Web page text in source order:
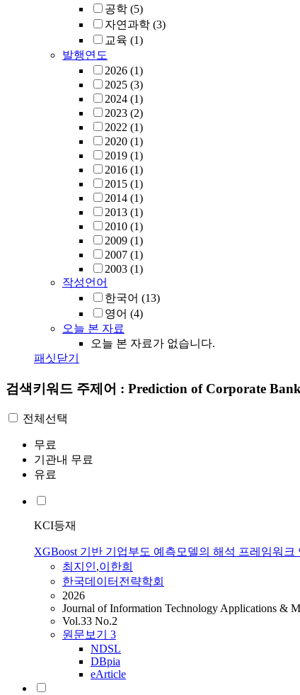
공학 (5)
자연과학 (3)
교육 (1)
발행연도
2026 (1)
2025 (3)
2024 (1)
2023 (2)
2022 (1)
2020 (1)
2019 (1)
2016 (1)
2015 (1)
2014 (1)
2013 (1)
2010 (1)
2009 (1)
2007 (1)
2003 (1)
작성언어
한국어 (13)
영어 (4)
오늘 본 자료
오늘 본 자료가 없습니다.
패싯닫기
검색키워드 주제어 : Prediction of Corporate
전체선택
무료
기관내 무료
유료
KCI등재
XGBoost 기반 기업부도 예측모델의 해석 프레임워
최지인,이한희
한국데이터전략학회
2026
Journal of Information Technology Applications & M
Vol.33 No.2
원문보기 3
NDSL
DBpia
eArticle